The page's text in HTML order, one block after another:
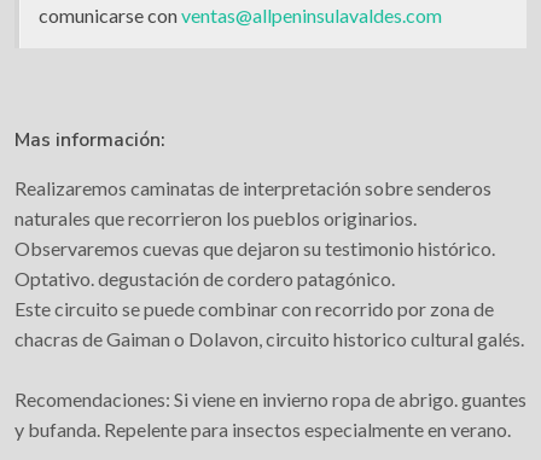
comunicarse conventas@allpeninsulavaldes.com
Mas información:
Realizaremos caminatas de interpretación sobre senderos
naturales que recorrieron los pueblos originarios.
Observaremos cuevas que dejaron su testimonio histórico.
Optativo. degustación de cordero patagónico.
Este circuito se puede combinar con recorrido por zona de
chacras de Gaiman o Dolavon, circuito historico cultural galés.
Recomendaciones: Si viene en invierno ropa de abrigo. guantes
y bufanda. Repelente para insectos especialmente en verano.